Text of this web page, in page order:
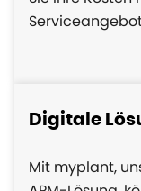
Digitale
Mit myplant,